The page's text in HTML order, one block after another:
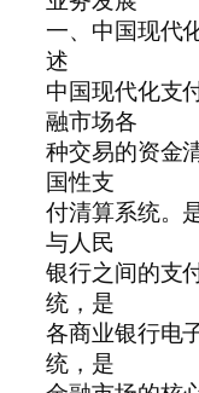
一、中国现代
述
中国现代化支
融市场各
种交易的资金
国性支
付清算系统。
与人民
银行之间的支
统，是
各商业银行电
统，是